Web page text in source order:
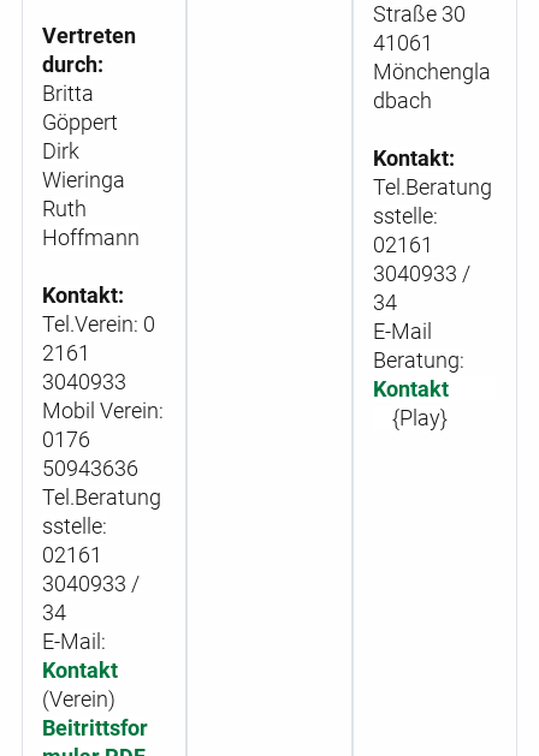
Vertreten
durch:
Britta
Göppert
Dirk
Wieringa
Ruth
Hoffmann
Kontakt:
Tel.Verein: 0
2161
3040933
Mobil Verein:
0176
50943636
Tel.Beratung
sstelle:
02161
3040933 /
34
E-Mail:
Kontakt
(Verein)
Beitrittsfor
Straße 30
41061
Mönchengla
dbach
Kontakt:
Tel.Beratung
sstelle:
02161
3040933 /
34
E-Mail
Beratung:
Kontakt
{Play}